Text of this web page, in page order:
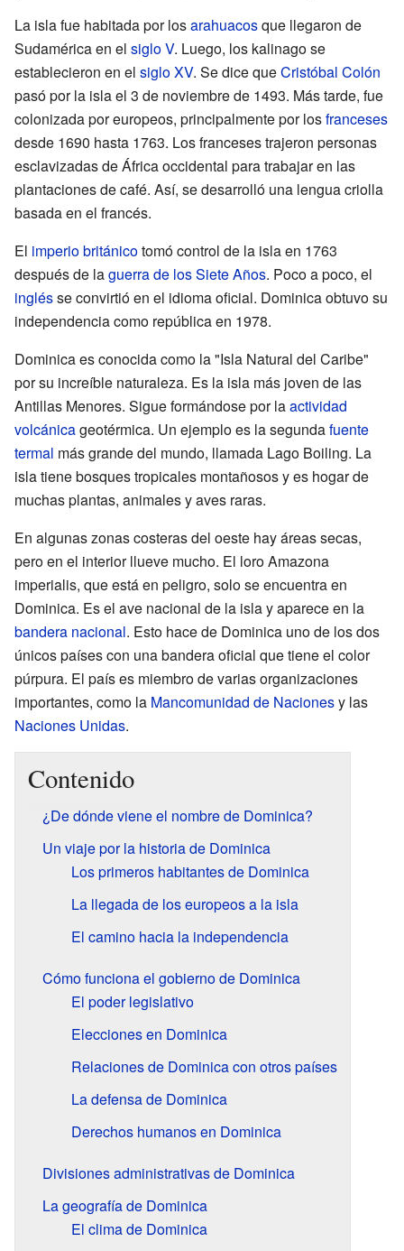
La isla fue habitada por losarahuacosque llegaron de
Sudamérica en el siglo V. Luego, los kalinago se
establecieron en el siglo XV. Se dice queCristóbal Colón
pasó por la isla el 3 de noviembre de 1493. Más tarde, fue
colonizada por europeos, principalmente por losfranceses
desde 1690 hasta 1763. Los franceses trajeron personas
esclavizadas de África occidental para trabajar en las
plantaciones de café. Así, se desarrolló una lengua criolla
basada en el francés.
El imperio británicotomó control de la isla en 1763
después de laguerra de los Siete Años. Poco a poco, el
inglésse convirtió en el idioma oficial. Dominica obtuvo su
independencia como república en 1978.
Dominica es conocida como la "Isla Natural del Caribe"
por su increíble naturaleza. Es la isla más joven de las
Antillas Menores. Sigue formándose por laactividad
volcánicageotérmica. Un ejemplo es la segundafuente
termal más grande del mundo, llamada Lago Boiling. La
isla tiene bosques tropicales montañosos y es hogar de
muchas plantas, animales y aves raras.
En algunas zonas costeras del oeste hay áreas secas,
pero en el interior llueve mucho. El loro Amazona
imperialis, que está en peligro, solo se encuentra en
Dominica. Es el ave nacional de la isla y aparece en la
bandera nacional. Esto hace de Dominica uno de los dos
únicos países con una bandera oficial que tiene el color
púrpura. El país es miembro de varias organizaciones
importantes, como la Mancomunidad de Nacionesy las
Naciones Unidas.
Contenido
¿De dónde viene el nombre de Dominica?
Un viaje por la historia de Dominica
Los primeros habitantes de Dominica
La llegada de los europeos a la isla
El camino hacia la independencia
Cómo funciona el gobierno de Dominica
El poder legislativo
Elecciones en Dominica
Relaciones de Dominica con otros países
La defensa de Dominica
Derechos humanos en Dominica
Divisiones administrativas de Dominica
La geografía de Dominica
El clima de Dominica